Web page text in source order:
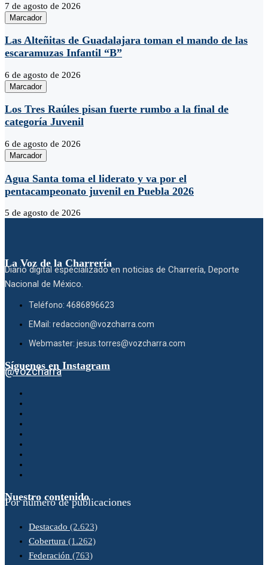
7 de agosto de 2026
Marcador
Las Alteñitas de Guadalajara toman el mando de las
escaramuzas Infantil “B”
6 de agosto de 2026
Marcador
Los Tres Raúles pisan fuerte rumbo a la final de
categoría Juvenil
6 de agosto de 2026
Marcador
Agua Santa toma el liderato y va por el
pentacampeonato juvenil en Puebla 2026
5 de agosto de 2026
La Voz de la Charrería
Diario digital especializado en noticias de Charrería, Deporte
Nacional de México.
Teléfono: 4686896623
EMail: redaccion@vozcharra.com
Webmaster: jesus.torres@vozcharra.com
Síguenos en Instagram
@vozcharra
Nuestro contenido
Por número de publicaciones
Destacado (2.623)
Cobertura (1.262)
Federación (763)